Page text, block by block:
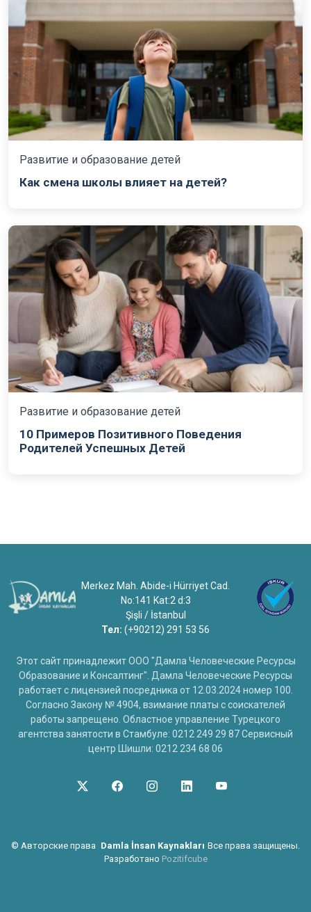
Развитие и образование детей
Как смена школы влияет на детей?
Развитие и образование детей
10 Примеров Позитивного Поведения
Родителей Успешных Детей
Merkez Mah. Abide-i Hürriyet Cad.
No:141 Kat:2 d:3
Şişli / İstanbul
Тел: (+90212) 291 53 56
Этот сайт принадлежит ООО "Дамла Человеческие Ресурсы
Образование и Консалтинг". Дамла Человеческие Ресурсы
работает с лицензией посредника от 12.03.2024 номер 100.
Согласно Закону № 4904, взимание платы с соискателей
работы запрещено. Областное управление Турецкого
агентства занятости в Стамбуле: 0212 249 29 87 Сервисный
центр Шишли: 0212 234 68 06
© Авторские права Damla İnsan Kaynakları Все права защищены.
Разработано Pozitifcube